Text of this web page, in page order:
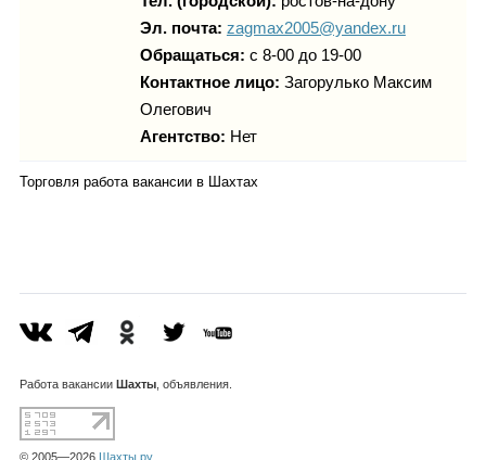
Эл. почта: zagmax2005@yandex.ru
Обращаться: с 8-00 до 19-00
Контактное лицо: Загорулько Максим
Олегович
Агентство: Нет
Торговля работа вакансии в Шахтах
Работа вакансии Шахты, объявления.
© 2005—2026 Шахты.ру